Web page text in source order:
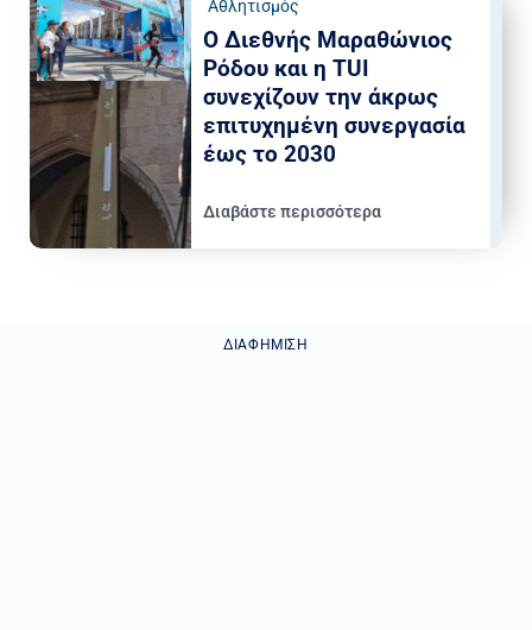
Αθλητισμός
Ο Διεθνής Μαραθώνιος
Ρόδου και η TUI
συνεχίζουν την άκρως
επιτυχημένη συνεργασία
έως το 2030
Διαβάστε περισσότερα
ΔΙΑΦΉΜΙΣΗ